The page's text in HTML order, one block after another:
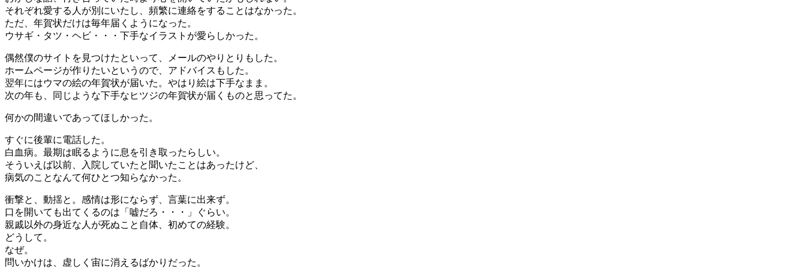
それぞれ愛する人が別にいたし、頻繁に連絡をすることはなかった。
ただ、年賀状だけは毎年届くようになった。
ウサギ・タツ・ヘビ・・・下手なイラストが愛らしかった。
偶然僕のサイトを見つけたといって、メールのやりとりもした。
ホームページが作りたいというので、アドバイスもした。
翌年にはウマの絵の年賀状が届いた。やはり絵は下手なまま。
次の年も、同じような下手なヒツジの年賀状が届くものと思ってた。
何かの間違いであってほしかった。
すぐに後輩に電話した。
白血病。最期は眠るように息を引き取ったらしい。
そういえば以前、入院していたと聞いたことはあったけど、
病気のことなんて何ひとつ知らなかった。
衝撃と、動揺と。感情は形にならず、言葉に出来ず。
口を開いても出てくるのは「嘘だろ・・・」ぐらい。
親戚以外の身近な人が死ぬこと自体、初めての経験。
どうして。
なぜ。
問いかけは、虚しく宙に消えるばかりだった。